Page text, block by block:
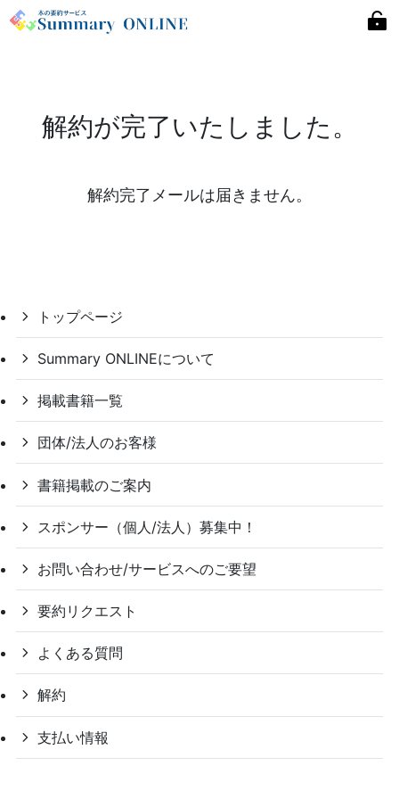
解約が完了いたしました。
解約完了メールは届きません。
トップページ
Summary ONLINEについて
掲載書籍一覧
団体/法人のお客様
書籍掲載のご案内
スポンサー（個人/法人）募集中！
お問い合わせ/サービスへのご要望
要約リクエスト
よくある質問
解約
支払い情報